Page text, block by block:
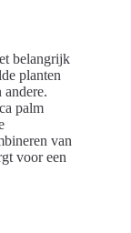
belangrijk
planten
palm
van
voor een